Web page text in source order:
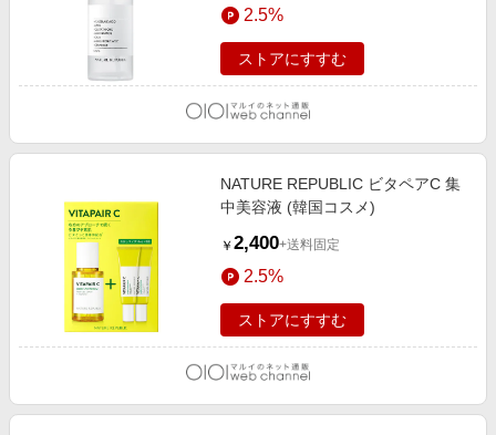
2.5%
ストアにすすむ
NATURE REPUBLIC ビタペアC 集
中美容液 (韓国コスメ)
￥ 2,400+送料固定
2.5%
ストアにすすむ